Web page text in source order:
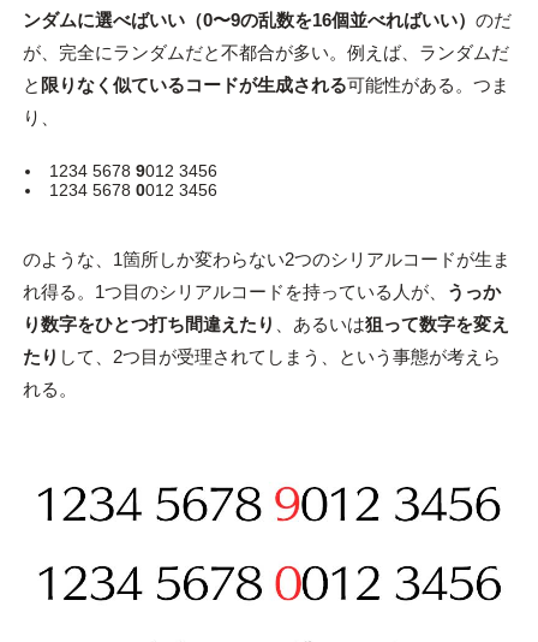
ンダムに選べばいい（0〜9の乱数を16個並べればいい） のだ
が、完全にランダムだと不都合が多い。例えば、ランダムだ
と 限りなく似ているコードが生成される可能性がある。つま
り、
1234 5678 9012 3456
1234 5678 0012 3456
のような、1箇所しか変わらない2つのシリアルコードが生ま
れ得る。1つ目のシリアルコードを持っている人が、
うっか
り数字をひとつ打ち間違えたり
、あるいは狙って数字を変え
たり して、2つ目が受理されてしまう、という事態が考えら
れる。